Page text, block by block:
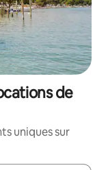
de
uniques sur